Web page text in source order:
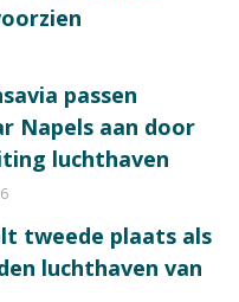
passen
Napels aan door
luchthaven
tweede plaats als
luchthaven van